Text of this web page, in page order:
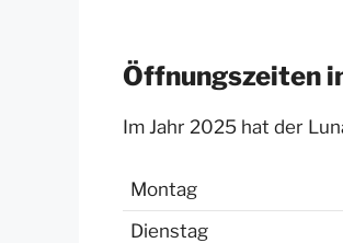
Öffnungszeiten
Im Jahr 2025 hat der
Montag
Dienstag